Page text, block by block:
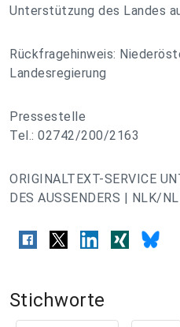
Unterstützung des Landes
Rückfragehinweis:
Landesregierung
Pressestelle
Tel.: 02742/200/2163
ORIGINALTEXT-SERVICE
DES AUSSENDERS | NLK/
Stichworte